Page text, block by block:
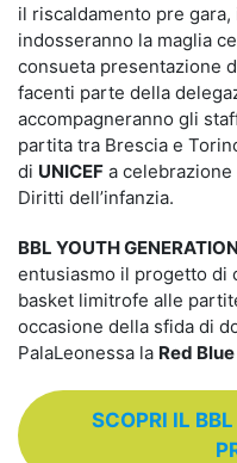
il riscaldamento pre
indosseranno la maglia
consueta presentazione
facenti parte della
accompagneranno gli
partita tra Brescia e
di UNICEF a
Diritti dell’infanzia.
BBL YOUTH
entusiasmo il progetto di
basket limitrofe alle
occasione della sfida di
PalaLeonessa la Red
SCOPRI IL